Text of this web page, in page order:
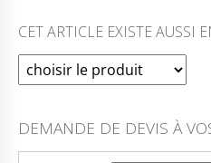
CET ARTICLE EXISTE AUSSI
DEMANDE DE DEVIS À